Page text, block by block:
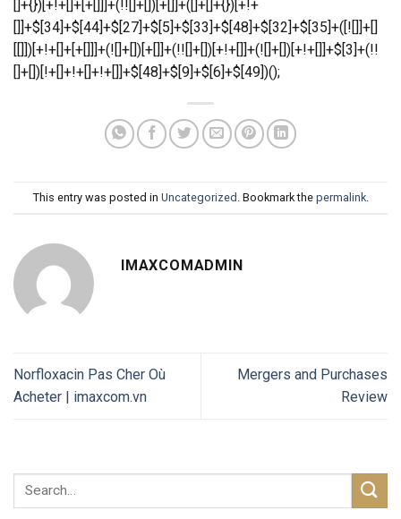
This entry was posted in Uncategorized . Bookmark the permalink.
IMAXCOMADMIN
Norfloxacin Pas Cher Où
Acheter | imaxcom.vn
Mergers and Purchases
Review